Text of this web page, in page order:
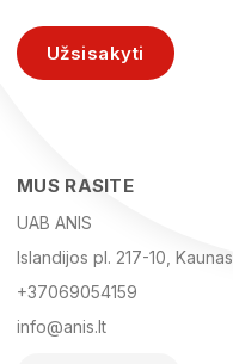
Užsisakyti
MUS RASITE
UAB ANIS
Islandijos pl. 217-10, Kaunas
+37069054159
info@anis.lt